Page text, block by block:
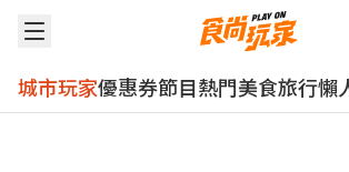
城市玩家優惠券節目熱門美食旅行懶